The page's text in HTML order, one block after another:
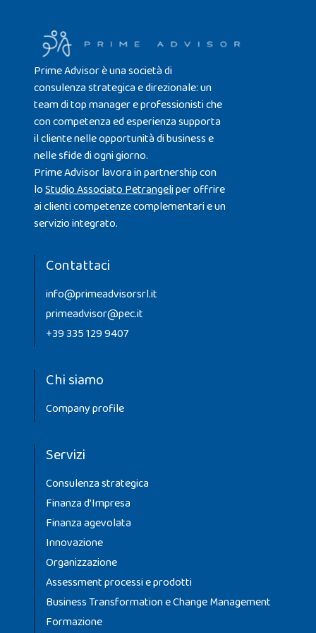
Prime Advisor è una società di
consulenza strategica e direzionale: un
team di top manager e professionisti che
con competenza ed esperienza supporta
il cliente nelle opportunità di business e
nelle sfide di ogni giorno.
Prime Advisor lavora in partnership con
loStudio Associato Petrangeliper offrire
ai clienti competenze complementari e un
servizio integrato.
Contattaci
info@primeadvisorsrl.it
primeadvisor@pec.it
+39 335 129 9407
Chi siamo
Company profile
Servizi
Consulenza strategica
Finanza d’Impresa
Finanza agevolata
Innovazione
Organizzazione
Assessment processi e prodotti
Business Transformation e Change Management
Formazione